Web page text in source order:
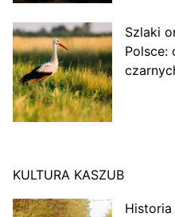
Szlaki
Polsce:
KULTURA KASZUB
Historia